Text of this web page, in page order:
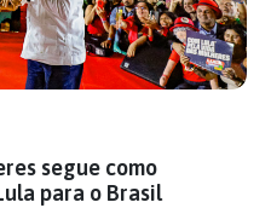
segue como
para o Brasil